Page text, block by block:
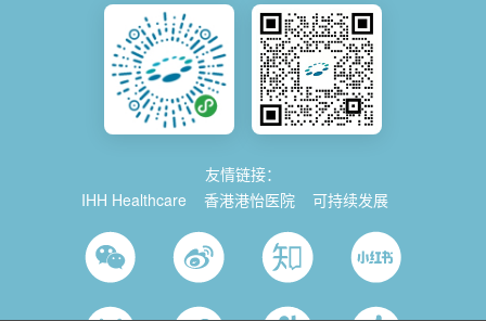
友情链接：
IHH Healthcare
香港港怡医院 可持续发展